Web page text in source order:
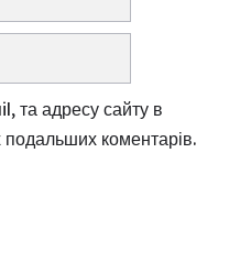
та адресу сайту в
подальших коментарів.